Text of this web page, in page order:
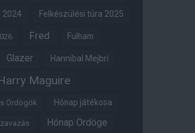
2024 Felkészülési túra 2025
Fred Fulham
Glazer Hannibal Mejbri
Maguire
Ördögök Hónap játékosa
Hónap Ördöge